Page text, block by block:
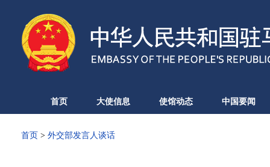
首页 大使信息 使馆动态 中国要闻
首页 > 外交部发言人谈话